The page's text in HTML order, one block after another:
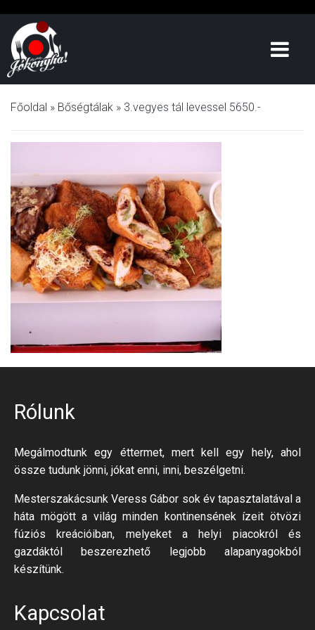
Főoldal » Bőségtálak » 3.vegyes tál levessel 5650.-
Rólunk
Megálmodtunk egy éttermet, mert kell egy hely, ahol
össze tudunk jönni, jókat enni, inni, beszélgetni.
Mesterszakácsunk Veress Gábor sok év tapasztalatával a
háta mögött a világ minden kontinensének ízeit ötvözi
fúziós kreációiban, melyeket a helyi piacokról és
gazdáktól beszerezhető legjobb alapanyagokból
készítünk.
Kapcsolat